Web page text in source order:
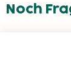
Noch
Lass uns